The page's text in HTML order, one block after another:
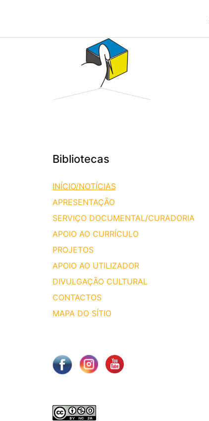
Bibliotecas
INÍCIO/NOTÍCIAS
APRESENTAÇÃO
SERVIÇO DOCUMENTAL/CURADORIA
APOIO AO CURRÍCULO
PROJETOS
APOIO AO UTILIZADOR
DIVULGAÇÃO CULTURAL
CONTACTOS
MAPA DO SÍTIO